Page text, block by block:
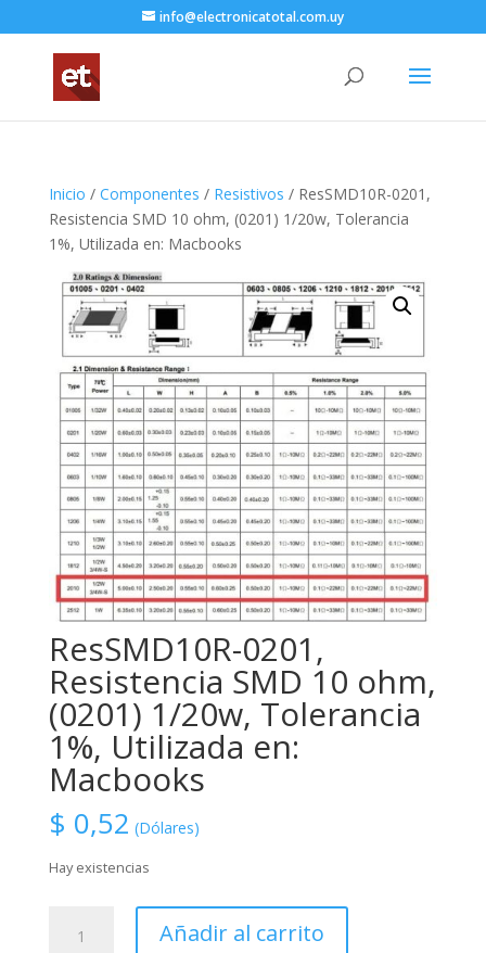
info@electronicatotal.com.uy
Inicio / Componentes / Resistivos / ResSMD10R-0201,
Resistencia SMD 10 ohm, (0201) 1/20w, Tolerancia
1%, Utilizada en: Macbooks
ResSMD10R-0201,
Resistencia SMD 10 ohm,
(0201) 1/20w, Tolerancia
1%, Utilizada en:
Macbooks
$ 0,52 (Dólares)
Hay existencias
0201,
Añadir al carrito